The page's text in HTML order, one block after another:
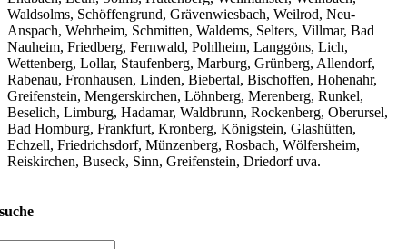
Waldsolms, Schöffengrund, Grävenwiesbach, Weilrod, Neu-
Anspach, Wehrheim, Schmitten, Waldems, Selters, Villmar, Bad
Nauheim, Friedberg, Fernwald, Pohlheim, Langgöns, Lich,
Wettenberg, Lollar, Staufenberg, Marburg, Grünberg, Allendorf,
Rabenau, Fronhausen, Linden, Biebertal, Bischoffen, Hohenahr,
Greifenstein, Mengerskirchen, Löhnberg, Merenberg, Runkel,
Beselich, Limburg, Hadamar, Waldbrunn, Rockenberg, Oberursel,
Bad Homburg, Frankfurt, Kronberg, Königstein, Glashütten,
Echzell, Friedrichsdorf, Münzenberg, Rosbach, Wölfersheim,
Reiskirchen, Buseck, Sinn, Greifenstein, Driedorf uva.